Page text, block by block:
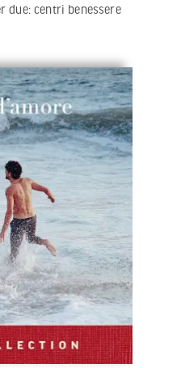
due: centri benessere